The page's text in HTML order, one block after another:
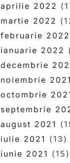
aprilie 2022
martie 2022
februarie 2022
ianuarie 2022
decembrie
noiembrie 2021
octombrie
septembrie
august 2021
iulie 2021 (13)
iunie 2021 (15)